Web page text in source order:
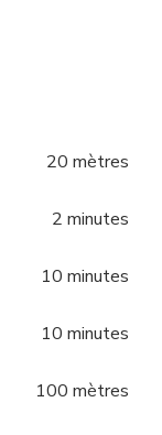
20 mètres
2 minutes
10 minutes
10 minutes
100 mètres